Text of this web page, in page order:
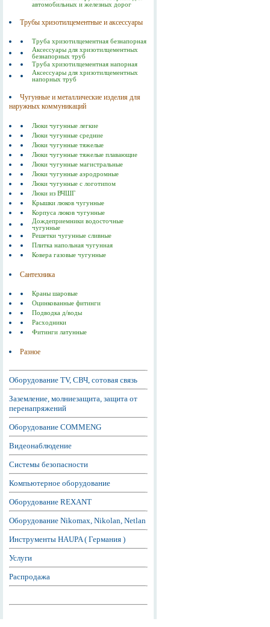
автомобильных и железных дорог
Трубы хризотилцементные и аксессуары
Труба хризотилцементная безнапорная
Аксессуары для хризотилцементных
безнапорных труб
Труба хризотилцементная напорная
Аксессуары для хризотилцементных
напорных труб
Чугунные и металлические изделия для
наружных коммуникаций
Люки чугунные легкие
Люки чугунные средние
Люки чугунные тяжелые
Люки чугунные тяжелые плавающие
Люки чугунные магистральные
Люки чугунные аэродромные
Люки чугунные с логотипом
Люки из ВЧШГ
Крышки люков чугунные
Корпуса люков чугунные
Дождеприемники водосточные
чугунные
Решетки чугунные сливные
Плитка напольная чугунная
Ковера газовые чугунные
Сантехника
Краны шаровые
Оцинкованные фитинги
Подводка д/воды
Расходники
Фитинги латунные
Разное
Оборудование TV, СВЧ, сотовая связь
Заземление, молниезащита, защита от
перенапряжений
Оборудование COMMENG
Видеонаблюдение
Системы безопасности
Компьютерное оборудование
Оборудование REXANT
Оборудование Nikomax, Nikolan, Netlan
Инструменты HAUPA ( Германия )
Услуги
Распродажа